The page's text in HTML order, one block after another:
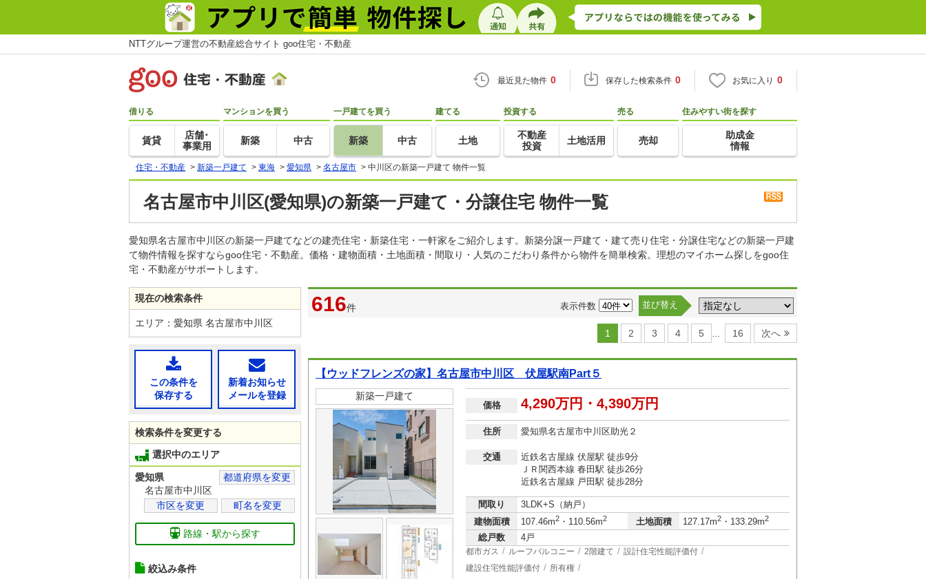
NTTグループ運営の不動産総合サイト goo住宅・不動産
最近見た物件 0 保存した検索条件 0 お気に入り 0
借りる
賃貸
店舗･
事業用
マンションを買う
新築 中古
一戸建てを買う
新築 中古
建てる
土地
投資する
不動産
投資
土地活用
売る
売却
住みやすい街を探す
助成金
情報
住宅・不動産 > 新築一戸建て > 東海 > 愛知県 > 名古屋市 > 中川区の新築一戸建て 物件一覧
名古屋市中川区(愛知県)の新築一戸建て・分譲住宅 物件一覧
愛知県名古屋市中川区の新築一戸建てなどの建売住宅・新築住宅・一軒家をご紹介します。新築分譲一戸建て・建て売り住宅・分譲住宅などの新築一戸建
て物件情報を探すならgoo住宅・不動産。価格・建物面積・土地面積・間取り・人気のこだわり条件から物件を簡単検索。理想のマイホーム探しをgoo住
宅・不動産がサポートします。
616件 表示件数 並び替え
1 2 3 4 5 … 16 次へ
【ウッドフレンズの家】名古屋市中川区 伏屋駅南Part５
新築一戸建て
価格 4,290万円・4,390万円
住所 愛知県名古屋市中川区助光２
交通
近鉄名古屋線 伏屋駅 徒歩9分
ＪＲ関西本線 春田駅 徒歩26分
近鉄名古屋線 戸田駅 徒歩28分
間取り
3LDK+S（納戸）
建物面積
107.46m2 ・110.56m2 土地面積 127.17m2 ・133.29m2
総戸数 4戸
都市ガス ルーフバルコニー 2階建て
設計住宅性能評価付
建設住宅性能評価付
所有権
現在の検索条件
エリア：愛知県 名古屋市中川区
この条件を
保存する
新着お知らせ
メールを登録
検索条件を変更する
選択中のエリア
愛知県
都道府県を変更
名古屋市中川区
市区を変更
町名を変更
路線・駅から探す
絞込み条件